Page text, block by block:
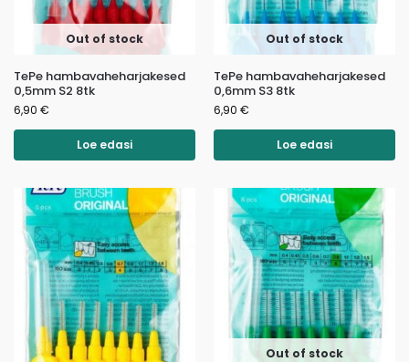
Out of stock
TePe hambavaheharjakesed
0,5mm S2 8tk
6,90 €
Loe edasi
Out of stock
TePe hambavaheharjakesed
0,6mm S3 8tk
6,90 €
Loe edasi
Out of stock